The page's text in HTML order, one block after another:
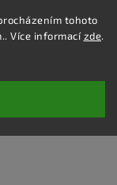
tohoto
Více informacízde.
Hľadať
ZELENÁ -